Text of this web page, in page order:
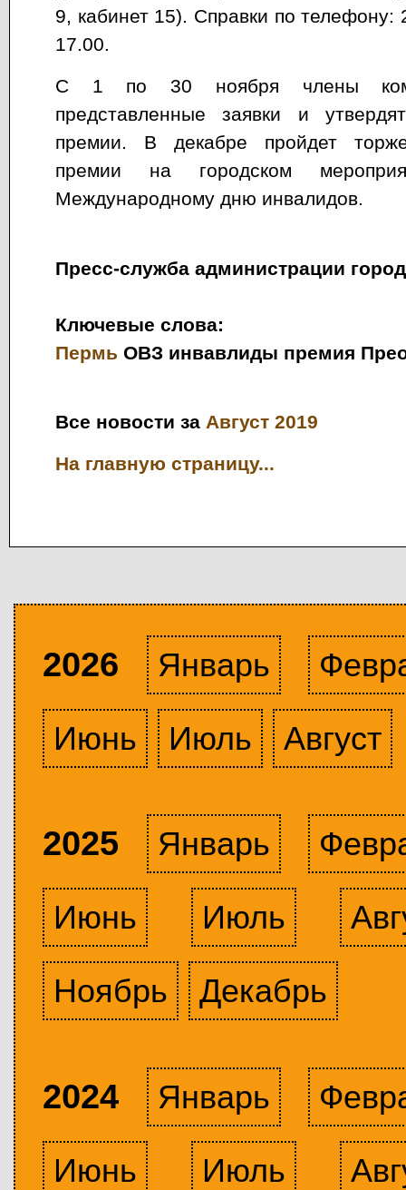
9, кабинет 15). Справки по телефону:
17.00.
С 1 по 30 ноября члены
представленные заявки и
премии. В декабре пройдет
премии на городском
Международному дню инвалидов.
Пресс-служба администрации
Ключевые слова:
Пермь ОВЗ инвавлиды премия
Все новости за Август 2019
На главную страницу...
2026 Январь
Июнь
Июль Август
2025 Январь
Июнь
Июль
Ноябрь
Декабрь
2024 Январь
Июнь
Июль